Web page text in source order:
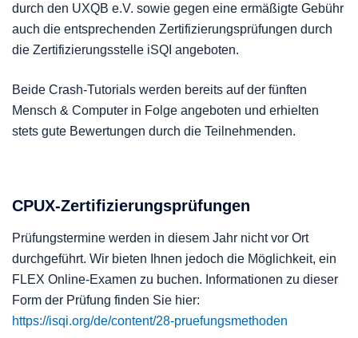
durch den UXQB e.V. sowie gegen eine ermäßigte Gebühr
auch die entsprechenden Zertifizierungsprüfungen durch
die Zertifizierungsstelle iSQI angeboten.
Beide Crash-Tutorials werden bereits auf der fünften
Mensch & Computer in Folge angeboten und erhielten
stets gute Bewertungen durch die Teilnehmenden.
CPUX-Zertifizierungsprüfungen
Prüfungstermine werden in diesem Jahr nicht vor Ort
durchgeführt. Wir bieten Ihnen jedoch die Möglichkeit, ein
FLEX Online-Examen zu buchen. Informationen zu dieser
Form der Prüfung finden Sie hier:
https://isqi.org/de/content/28-pruefungsmethoden